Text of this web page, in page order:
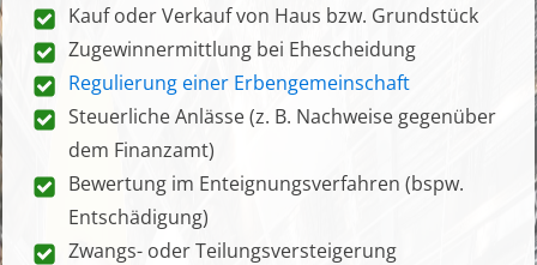
Kauf oder Verkauf von Haus bzw. Grundstück
Zugewinnermittlung bei Ehescheidung
Regulierung einer Erbengemeinschaft
Steuerliche Anlässe (z. B. Nachweise gegenüber
dem Finanzamt)
Bewertung im Enteignungsverfahren (bspw.
Entschädigung)
Zwangs- oder Teilungsversteigerung